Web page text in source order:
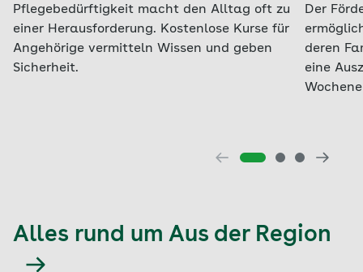
Pflegebedürftigkeit macht den Alltag oft zu
einer Herausforderung. Kostenlose Kurse für
Angehörige vermitteln Wissen und geben
Sicherheit.
Der
deren
eine
Alles rund um Aus der Region